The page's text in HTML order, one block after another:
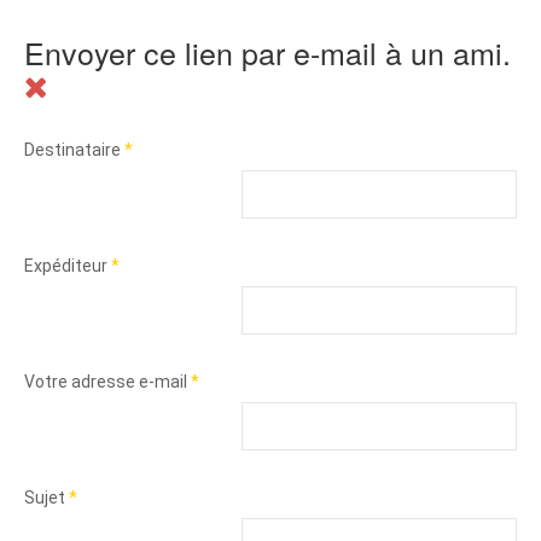
Envoyer ce lien par e-mail à un ami.
Destinataire *
Expéditeur*
Votre adresse e-mail *
Sujet *